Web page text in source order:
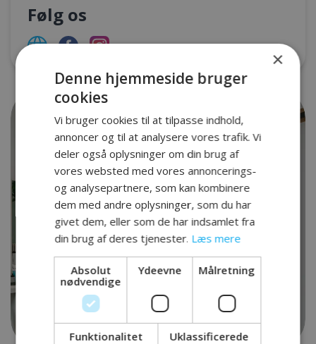
Følg os
×
Denne hjemmeside bruger
cookies
Vi bruger cookies til at tilpasse indhold,
annoncer og til at analysere vores trafik. Vi
deler også oplysninger om din brug af
vores websted med vores annoncerings-
og analysepartnere, som kan kombinere
dem med andre oplysninger, som du har
givet dem, eller som de har indsamlet fra
din brug af deres tjenester. Læs mere
Absolut
nødvendige
Ydeevne Målretning
Funktionalitet Uklassificerede